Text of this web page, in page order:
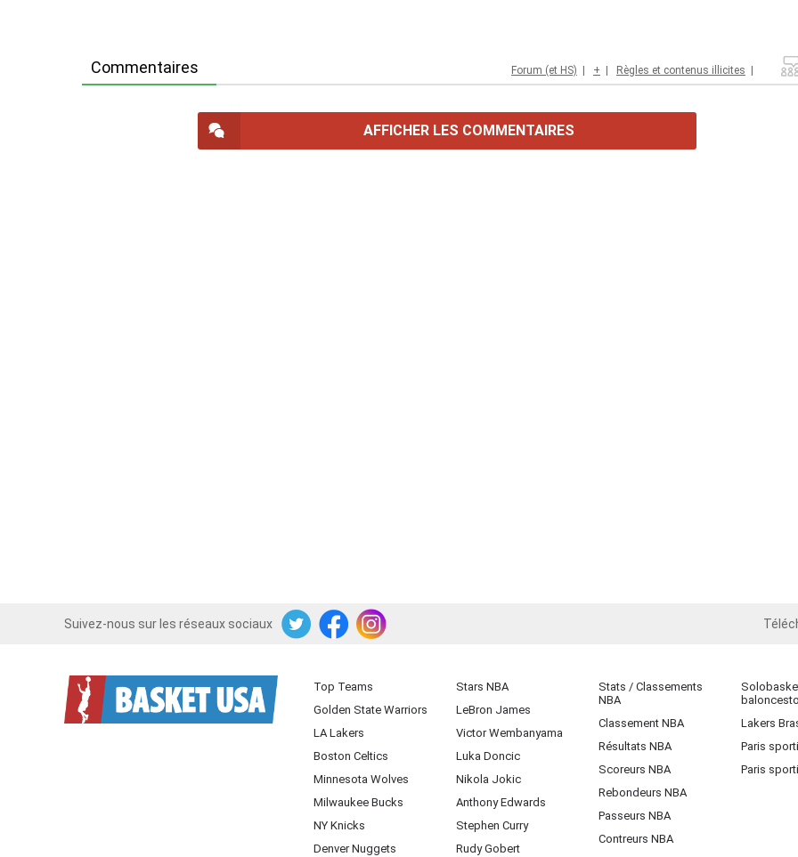
Commentaires Forum (et HS) | + | Règles et contenus illicites |
AFFICHER LES COMMENTAIRES
Suivez-nous sur les réseaux sociaux
TwitterFacebookInstagram iOS
Top Teams
Golden State Warriors
LA Lakers
Boston Celtics
Minnesota Wolves
Milwaukee Bucks
NY Knicks
Denver Nuggets
Stars NBA
LeBron James
Victor Wembanyama
Luka Doncic
Nikola Jokic
Anthony Edwards
Stephen Curry
Rudy Gobert
Stats / Classements
NBA
Classement NBA
Résultats NBA
Scoreurs NBA
Rebondeurs NBA
Passeurs NBA
Contreurs NBA
Lakers
Paris
Paris